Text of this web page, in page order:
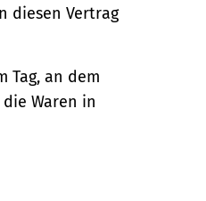
diesen Vertrag
Tag, an dem
Waren in